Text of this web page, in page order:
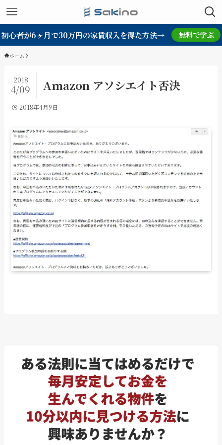
初心者が6ヶ月で30万円の家賃収入を得た方法→ 無料で学ぶ
ホーム
Amazon アソシエイト否決
2018
4/09
2018年4月9日